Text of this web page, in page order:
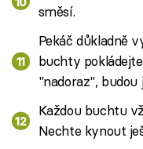
směsí.
Pekáč důkladně
buchty
"nadoraz",
Každou buchtu
Nechte kynout